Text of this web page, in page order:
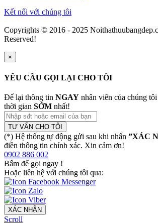
Kết nối với chúng tôi
Copyrights © 2016 - 2025
Reserved!
×
YÊU CẦU GỌI LẠI CHO TÔI
Để lại thông tin NGAY nhân viên của chúng tôi
thời gian SỚM nhất!
TƯ VẤN CHO TÔI
(*) Hệ thống tự động gửi sau khi nhấn ”XÁC
điền thông tin chính xác. Xin cảm ơn!
0902 886 002
Bấm để gọi ngay !
Hoặc liên hệ với chúng tôi qua:
XÁC NHẬN
Scroll